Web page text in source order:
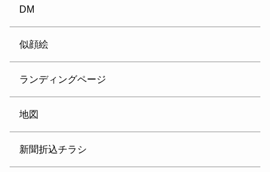
DM
似顔絵
ランディングページ
地図
新聞折込チラシ